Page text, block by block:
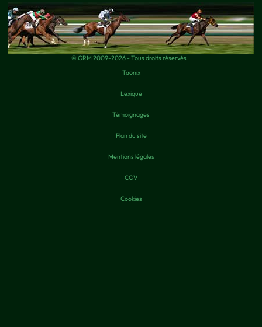
© GRM 2009-2026 - Tous droits réservés
Taonix
Lexique
Témoignages
Plan du site
Mentions légales
CGV
Cookies